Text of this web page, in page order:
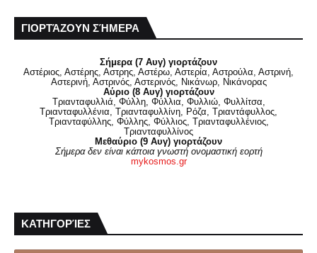
ΓΙΟΡΤΆΖΟΥΝ ΣΉΜΕΡΑ
Σήμερα (7 Αυγ) γιορτάζουν
Αστέριος, Αστέρης, Αστρης, Αστέρω, Αστερία, Αστρούλα, Αστρινή,
Αστερινή, Αστρινός, Αστερινός, Νικάνωρ, Νικάνορας
Αύριο (8 Αυγ) γιορτάζουν
Τριανταφυλλιά, Φύλλη, Φύλλια, Φυλλιώ, Φυλλίτσα,
Τριανταφυλλένια, Τριανταφυλλίνη, Ρόζα, Τριαντάφυλλος,
Τριανταφύλλης, Φύλλης, Φύλλιος, Τριανταφυλλένιος,
Τριανταφυλλίνος
Μεθαύριο (9 Αυγ) γιορτάζουν
Σήμερα δεν είναι κάποια γνωστή ονομαστική εορτή
mykosmos.gr
ΚΑΤΗΓΟΡΊΕΣ